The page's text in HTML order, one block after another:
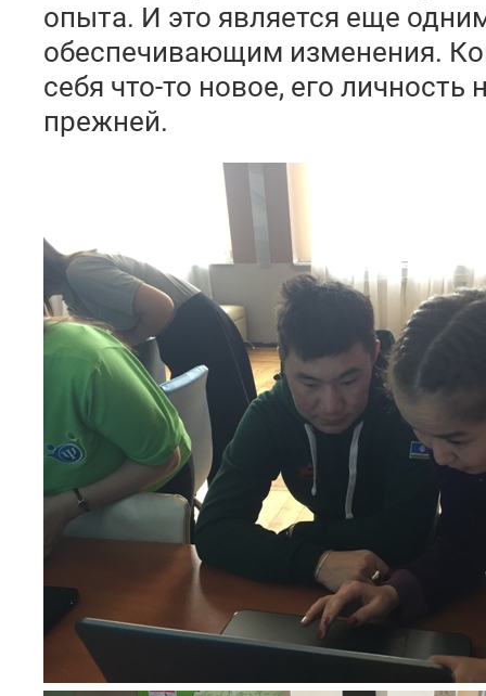
опыта. И это является еще
обеспечивающим изменения.
себя что-то новое, его
прежней.